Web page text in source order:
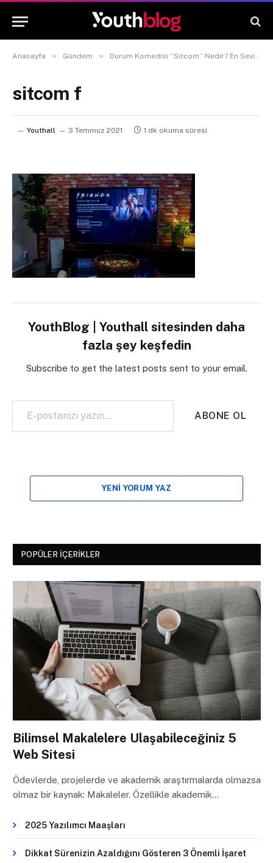
Anasayfa » Gündem » Durum Komedisi ‘’Sitcom’’ Nedir? En Sevilen Sitcom Önerileri!
sitcom f
Youthall 3 Temmuz 2021 1 dk okuma süresi
YouthBlog | Youthall sitesinden daha
fazla şey keşfedin
Subscribe to get the latest posts sent to your email.
E-postanızı yazın…
ABONE OL
YENI YORUM YAZ
POPÜLER İÇERIKLER
Bilimsel Makalelere Ulaşabileceğiniz 5
Web Sitesi
Ödevlerde, projelerde ve akademik araştırmalarda olmazsa
olmaz bir kaynak: Makaleler. Özellikle akademik…
2025 Yazılımcı Maaşları
Dikkat Sürenizin Azaldığını Gösteren 3 Önemli İşaret